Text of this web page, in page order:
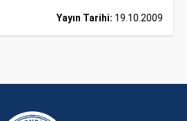
Yayın Tarihi: 19.10.2009